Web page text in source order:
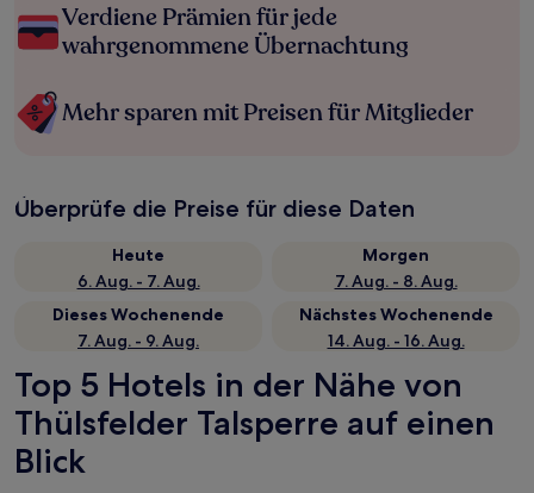
Verdiene Prämien für jede
wahrgenommene Übernachtung
Mehr sparen mit Preisen für Mitglieder
Überprüfe die Preise für diese Daten
Heute
6. Aug. - 7. Aug.
Morgen
7. Aug. - 8. Aug.
Dieses Wochenende
7. Aug. - 9. Aug.
Nächstes Wochenende
14. Aug. - 16. Aug.
Top 5 Hotels in der Nähe von
Thülsfelder Talsperre auf einen
Blick